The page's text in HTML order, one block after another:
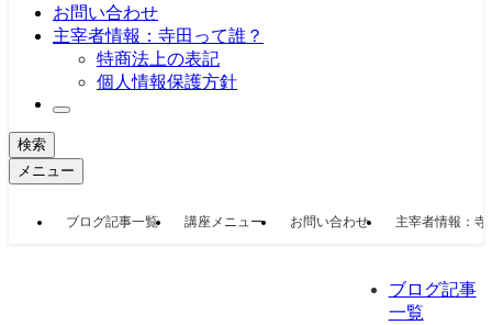
お問い合わせ
主宰者情報：寺田って誰？
特商法上の表記
個人情報保護方針
検索
メニュー
ブログ記事一覧 講座メニュー お問い合わせ 主宰者情報：寺
ブログ記事
一覧